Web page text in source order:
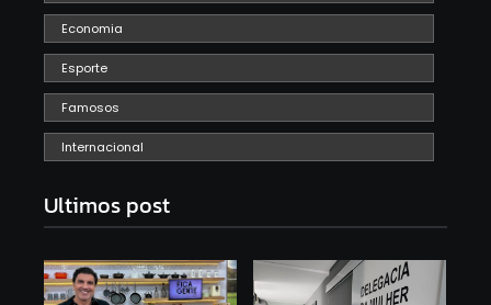
Economia
Esporte
Famosos
Internacional
Ultimos post